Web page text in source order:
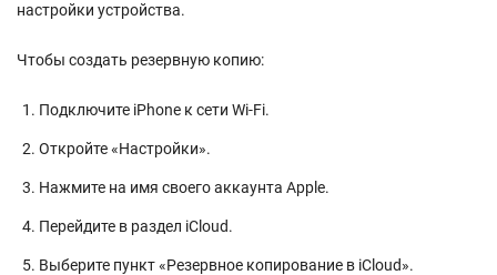
настройки устройства.
Чтобы создать резервную копию:
Подключите iPhone к сети Wi-Fi.
Откройте «Настройки».
Нажмите на имя своего аккаунта Apple.
Перейдите в раздел iCloud.
Выберите пункт «Резервное копирование в iCloud».